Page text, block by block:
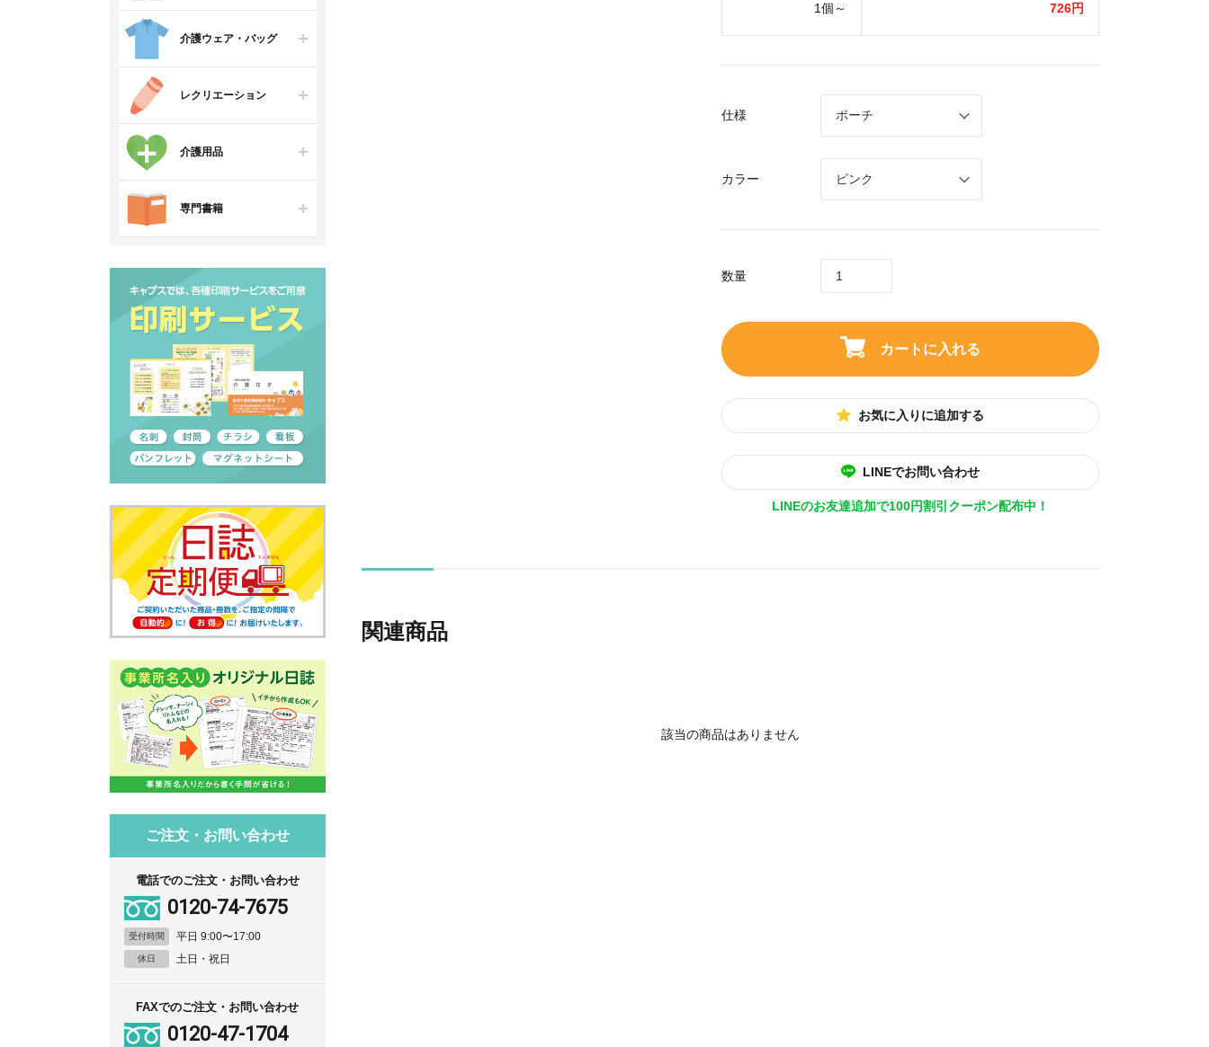
介護ウェア・バッグ
レクリエーション
介護用品
専門書籍
ご注文・お問い合わせ
電話でのご注文・お問い合わせ
0120-74-7675
受付時間 平日 9:00〜17:00
休日 土日・祝日
FAXでのご注文・お問い合わせ
0120-47-1704
1個～ 726円
仕様
カラー
数量
カートに入れる
お気に入りに追加する
LINEでお問い合わせ
LINEのお友達追加で100円割引クーポン配布中！
関連商品
該当の商品はありません